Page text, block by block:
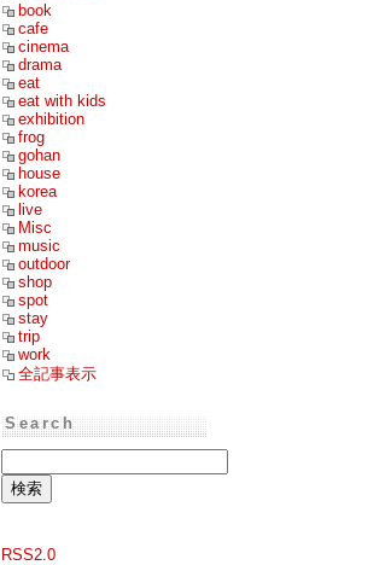
book
cafe
cinema
drama
eat
eat with kids
exhibition
frog
gohan
house
korea
live
Misc
music
outdoor
shop
spot
stay
trip
work
全記事表示
Search
RSS2.0